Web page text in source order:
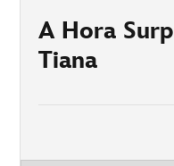
A Hora
Tiana